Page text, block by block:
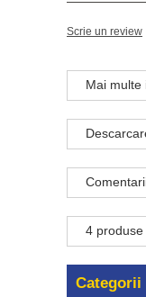
Scrie un review
Mai multe
4
Categorii